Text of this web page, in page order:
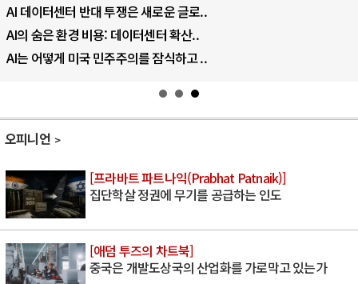
AI 데이터센터 반대 투쟁은 새로운 글로..
AI의 숨은 환경 비용: 데이터센터 확산..
AI는 어떻게 미국 민주주의를 잠식하고 ..
오피니언
[프라바트 파트나익(Prabhat Patnaik)]
집단학살 정권에 무기를 공급하는 인도
[애덤 투즈의 차트북]
중국은 개발도상국의 산업화를 가로막고 있는가